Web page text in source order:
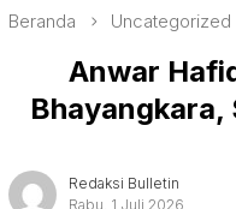
Beranda Uncategorized
Anwar
Redaksi Bulletin
Rabu, 1 Juli 2026